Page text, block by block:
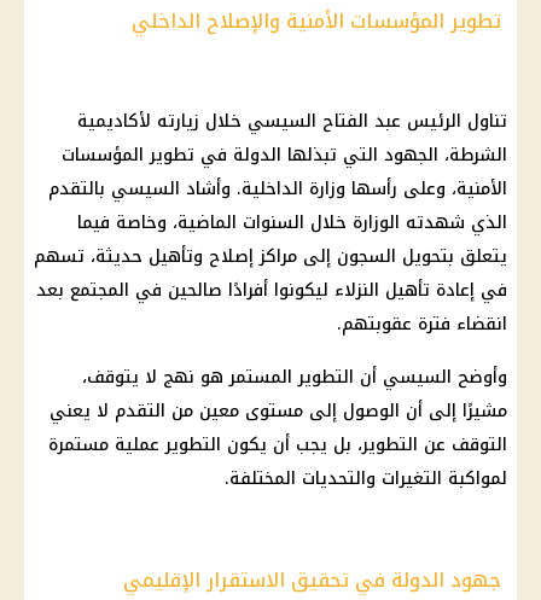
تطوير المؤسسات الأمنية والإصلاح الداخلي
تناول الرئيس عبد الفتاح السيسي خلال زيارته لأكاديمية
الشرطة، الجهود التي تبذلها الدولة في تطوير المؤسسات
الأمنية، وعلى رأسها وزارة الداخلية. وأشاد السيسي بالتقدم
الذي شهدته الوزارة خلال السنوات الماضية، وخاصة فيما
يتعلق بتحويل السجون إلى مراكز إصلاح وتأهيل حديثة، تسهم
في إعادة تأهيل النزلاء ليكونوا أفرادًا صالحين في المجتمع بعد
انقضاء فترة عقوبتهم.
وأوضح السيسي أن التطوير المستمر هو نهج لا يتوقف،
مشيرًا إلى أن الوصول إلى مستوى معين من التقدم لا يعني
التوقف عن التطوير، بل يجب أن يكون التطوير عملية مستمرة
لمواكبة التغيرات والتحديات المختلفة.
جهود الدولة في تحقيق الاستقرار الإقليمي